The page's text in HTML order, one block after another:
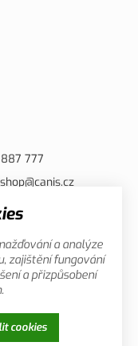
777
a analýze
zajištění fungování
a přizpůsobení
cookies